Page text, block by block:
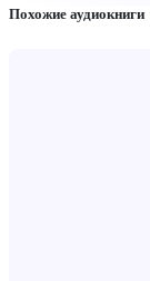
Похожие аудиокниги